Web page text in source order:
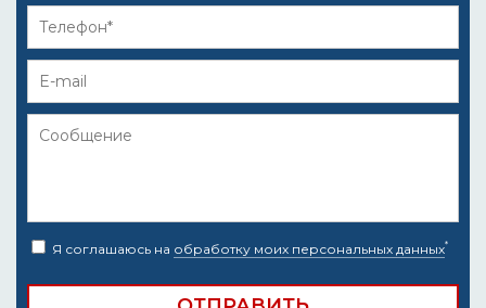
Я соглашаюсь на обработку моих персональных данных*